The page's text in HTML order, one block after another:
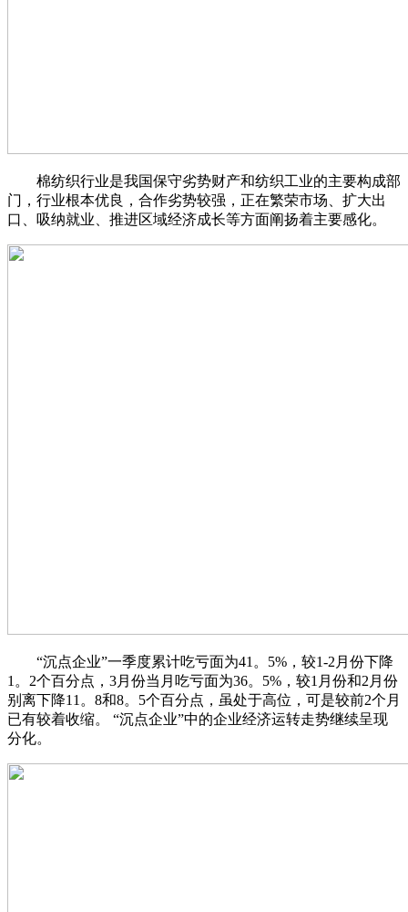
棉纺织行业是我国保守劣势财产和纺织工业的主要构成部
门，行业根本优良，合作劣势较强，正在繁荣市场、扩大出
口、吸纳就业、推进区域经济成长等方面阐扬着主要感化。
“沉点企业”一季度累计吃亏面为41。5%，较1-2月份下降
1。2个百分点，3月份当月吃亏面为36。5%，较1月份和2月份
别离下降11。8和8。5个百分点，虽处于高位，可是较前2个月
已有较着收缩。 “沉点企业”中的企业经济运转走势继续呈现
分化。